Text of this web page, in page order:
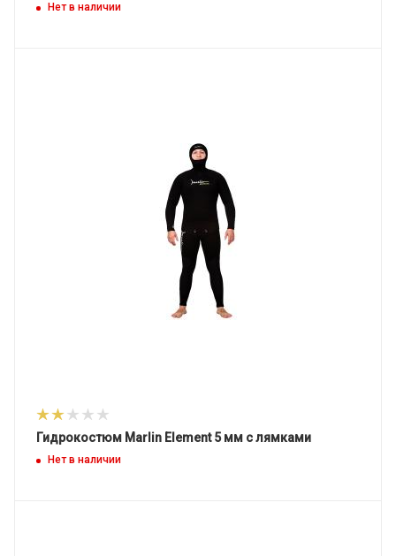
Нет в наличии
Гидрокостюм Marlin Element 5 мм с лямками
Нет в наличии